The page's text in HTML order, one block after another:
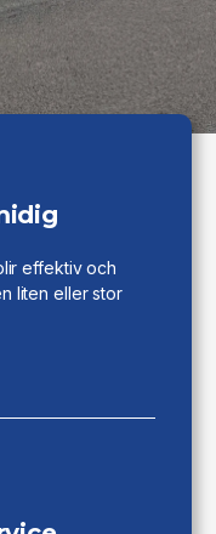
effektiv och
liten eller stor